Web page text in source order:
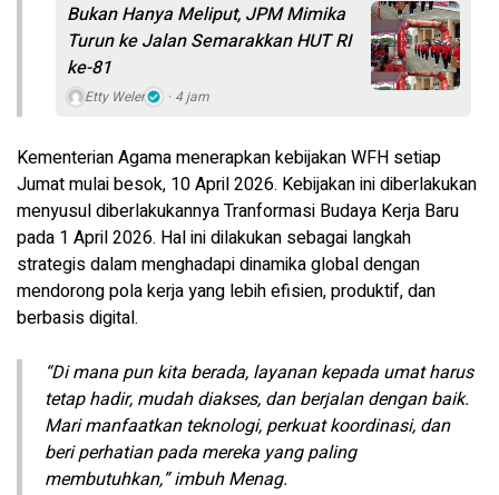
Bukan Hanya Meliput, JPM Mimika
Turun ke Jalan Semarakkan HUT RI
ke-81
Etty Weler 4 jam
Kementerian Agama menerapkan kebijakan WFH setiap
Jumat mulai besok, 10 April 2026. Kebijakan ini diberlakukan
menyusul diberlakukannya Tranformasi Budaya Kerja Baru
pada 1 April 2026. Hal ini dilakukan sebagai langkah
strategis dalam menghadapi dinamika global dengan
mendorong pola kerja yang lebih efisien, produktif, dan
berbasis digital.
“Di mana pun kita berada, layanan kepada umat harus
tetap hadir, mudah diakses, dan berjalan dengan baik.
Mari manfaatkan teknologi, perkuat koordinasi, dan
beri perhatian pada mereka yang paling
membutuhkan,” imbuh Menag.